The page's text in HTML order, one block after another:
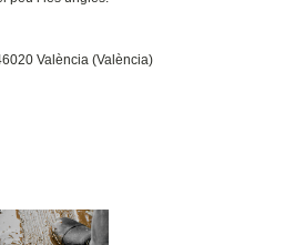
València (València)